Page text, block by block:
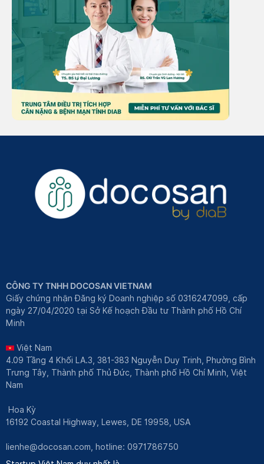
CÔNG TY TNHH DOCOSAN VIETNAM
Giấy chứng nhận Đăng ký Doanh nghiệp số 0316247099, cấp
ngày 27/04/2020 tại Sở Kế hoạch Đầu tư Thành phố Hồ Chí
Minh
Việt Nam
4.09 Tầng 4 Khối LA.3, 381-383 Nguyễn Duy Trinh, Phường Bình
Trưng Tây, Thành phố Thủ Đức, Thành phố Hồ Chí Minh, Việt
Nam
Hoa Kỳ
16192 Coastal Highway, Lewes, DE 19958, USA
lienhe@docosan.com, hotline: 0971786750